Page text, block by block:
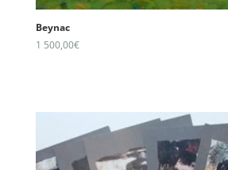
Beynac
1 500,00€